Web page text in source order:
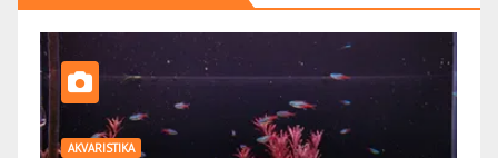
AKVARISTIKA